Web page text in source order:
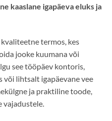
kaaslane igapäeva eluks ja
termos, kes
jooke kuumana või
see tööpäev kontoris,
või lihtsalt igapäevane vee
ja praktiline toode,
vajadustele.